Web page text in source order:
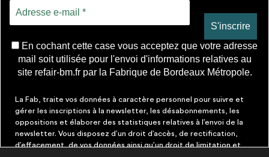
En cochant cette case vous acceptez que votre adresse
mail soit utilisée pour l'envoi d'informations relatives au
site refair-bm.fr par la Fabrique de Bordeaux Métropole.
La Fab, traite vos données à caractère personnel pour suivre et
gérer les inscriptions à la newsletter, les désabonnements, les
oppositions et élaborer des statistiques relatives à l’envoi de la
newsletter. Vous disposez d’un droit d’accès, de rectification,
d’effacement, de vos données ainsi qu’un droit de limitation et